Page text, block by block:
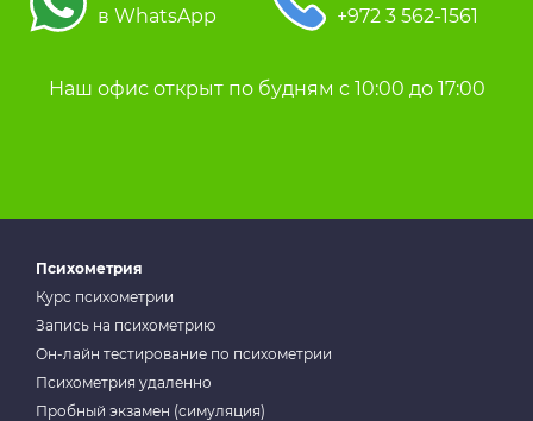
в WhatsApp
+972 3 562-1561
Наш офис открыт по будням с 10:00 до 17:00
Психометрия
Курс психометрии
Запись на психометрию
Он-лайн тестирование по психометрии
Психометрия удаленно
Пробный экзамен (симуляция)